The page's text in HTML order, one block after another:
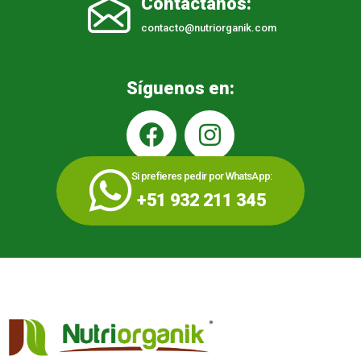
contacto@nutriorganik.com
Síguenos en:
Si prefieres pedir por WhatsApp:
+51 932 211 345